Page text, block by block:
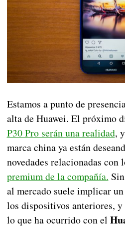
Estamos a punto de
alta de Huawei. El próximo
P30 Pro serán una realidad,
marca china ya están
novedades relacionadas con
premium de la compañía.
al mercado suele implicar
los dispositivos anteriores, y
lo que ha ocurrido con el